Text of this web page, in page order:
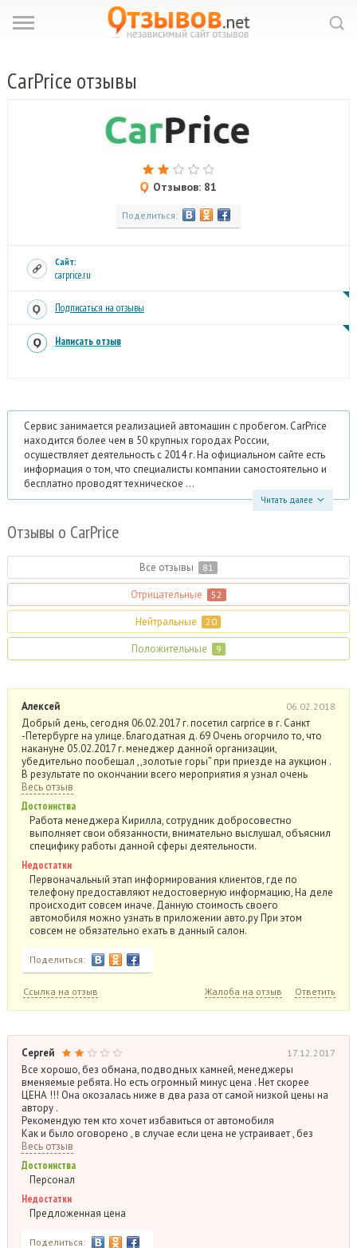
CarPrice отзывы
Отзывов: 81
Поделиться:
Сайт:
carprice.ru
Подписаться на отзывы
Написать отзыв
Сервис занимается реализацией автомашин с пробегом. CarPrice
находится более чем в 50 крупных городах России,
осуществляет деятельность с 2014 г. На официальном сайте есть
информация о том, что специалисты компании самостоятельно и
бесплатно проводят техническое ...
Читать далее
Отзывы о CarPrice
Все отзывы 81
Отрицательные 52
Нейтральные 20
Положительные 9
Алексей 06.02.2018
Добрый день, сегодня 06.02.2017 г. посетил carprice в г. Санкт
-Петербурге на улице. Благодатная д. 69 Очень огорчило то, что
накануне 05.02.2017 г. менеджер данной организации,
убедительно пообещал ,,золотые горы” при приезде на аукцион .
В результате по окончании всего мероприятия я узнал очень
Весь отзыв
Достоинства
Работа менеджера Кирилла, сотрудник добросовестно
выполняет свои обязанности, внимательно выслушал, объяснил
специфику работы данной сферы деятельности.
Недостатки
Первоначальный этап информирования клиентов, где по
телефону предоставляют недостоверную информацию, На деле
происходит совсем иначе. Данную стоимость своего
автомобиля можно узнать в приложении авто.ру При этом
совсем не обязательно ехать в данный салон.
Поделиться:
Ссылка на отзыв Жалоба на отзыв Ответить
Сергей 17.12.2017
Все хорошо, без обмана, подводных камней, менеджеры
вменяемые ребята. Но есть огромный минус цена . Нет скорее
ЦЕНА !!! Она окозалась ниже в два раза от самой низкой цены на
автору .
Рекомендую тем кто хочет избавиться от автомобиля
Как и было оговорено , в случае если цена не устраивает , без
Весь отзыв
Достоинства
Персонал
Недостатки
Предложенная цена
Поделиться: